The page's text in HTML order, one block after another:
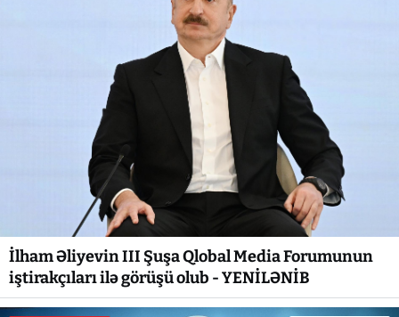
İlham Əliyevin III Şuşa Qlobal Media Forumunun
iştirakçıları ilə görüşü olub - YENİLƏNİB